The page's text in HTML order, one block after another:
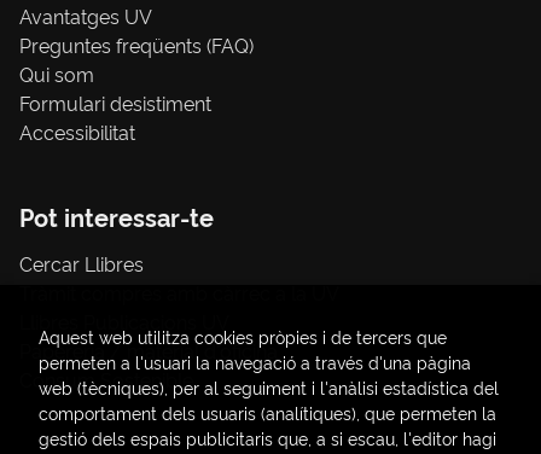
Avantatges UV
Preguntes freqüents (FAQ)
Qui som
Formulari desistiment
Accessibilitat
Pot interessar-te
Cercar Llibres
Papereria / material d'oficina
Consum Sostenible
Aquest web utilitza cookies pròpies i de tercers que
permeten a l'usuari la navegació a través d'una pàgina
web (tècniques), per al seguiment i l'anàlisi estadística del
comportament dels usuaris (analítiques), que permeten la
gestió dels espais publicitaris que, a si escau, l'editor hagi